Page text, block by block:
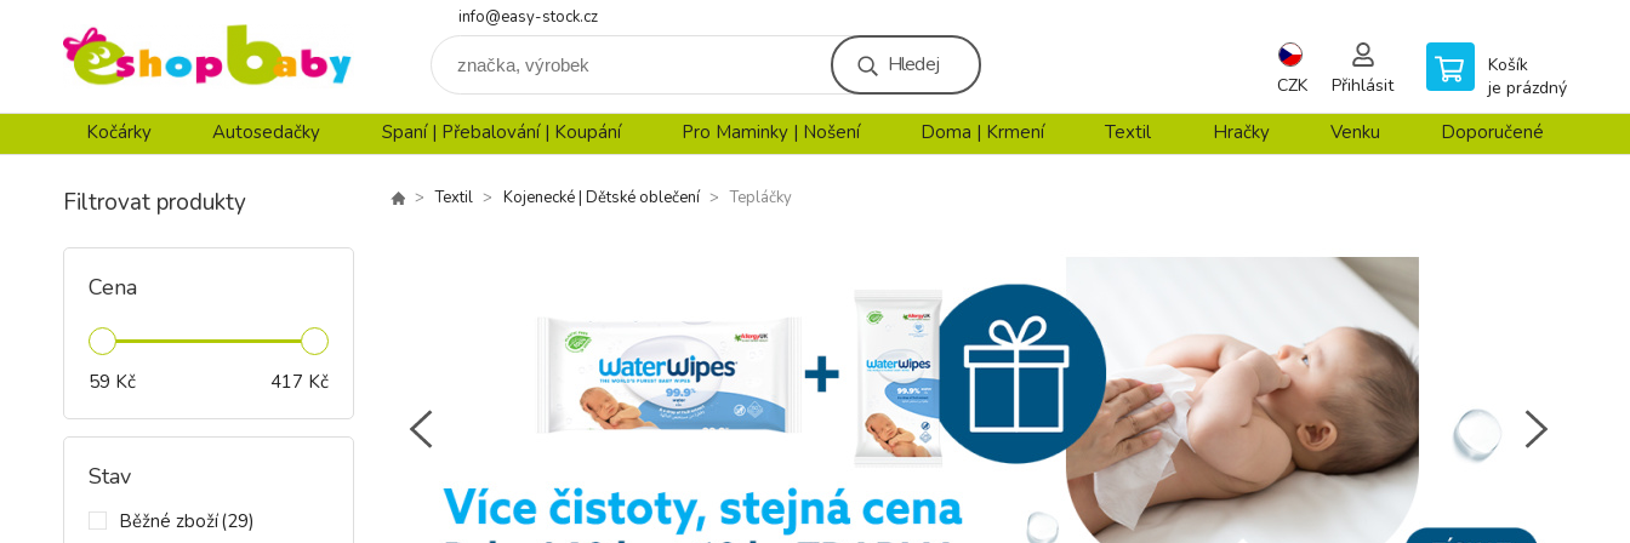
info@easy-stock.cz
Hledej
CZK Přihlásit
Košík
je prázdný
Kočárky Autosedačky Spaní | Přebalování | Koupání Pro Maminky | Nošení Doma | Krmení Textil Hračky Venku Doporučené
Filtrovat produkty
Cena
59 Kč 417 Kč
Stav
Běžné zboží(29)
Textil Kojenecké | Dětské oblečení Tepláčky